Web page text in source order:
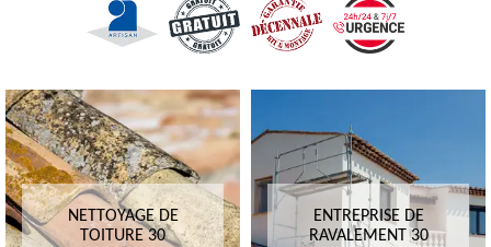
NETTOYAGE DE
TOITURE 30
ENTREPRISE DE
RAVALEMENT 30